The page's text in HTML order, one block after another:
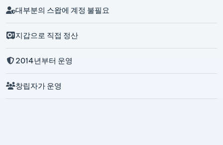
대부분의 스왑에 계정 불필요
지갑으로 직접 정산
2014년부터 운영
창립자가 운영